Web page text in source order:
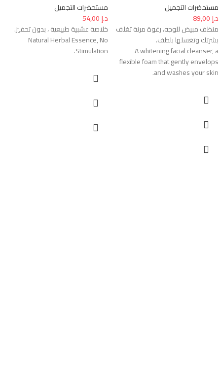
مستحضرات التجميل
د.إ
منظف مبيض للوجه، رغوة مرنة تغلف
بشرتك وتغسلها بلطف.
A whitening facial cleanser, a
flexible foam that gently envelops
and washes your skin.
مستحضرات التجميل
د.إ
خلاصة عشبية طبيعية ، بدون تحفيز.
Natural Herbal Essence, No
Stimulation.